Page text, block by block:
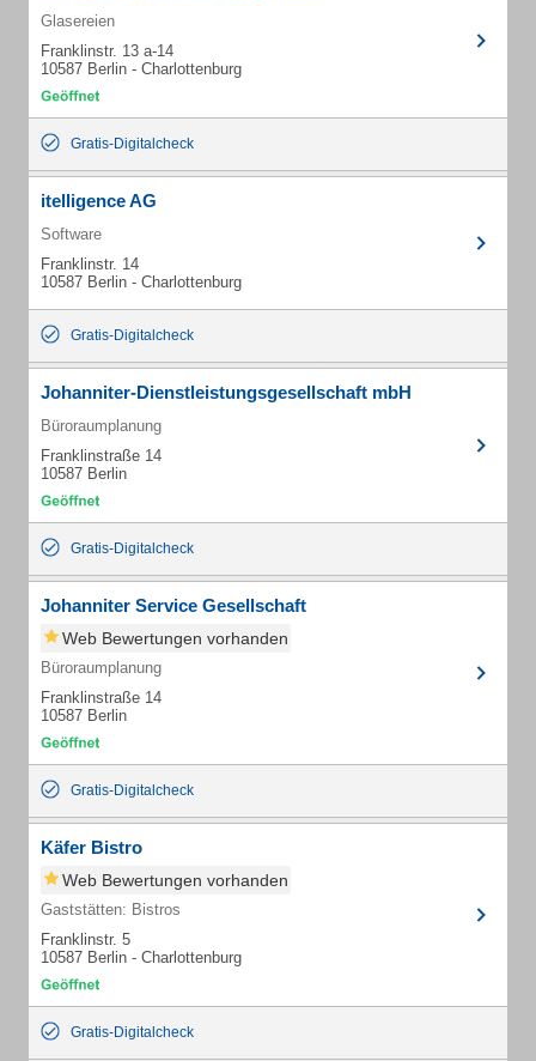
Glasereien
Franklinstr. 13 a-14
10587 Berlin - Charlottenburg
Gratis-Digitalcheck
itelligence AG
Software
Franklinstr. 14
10587 Berlin - Charlottenburg
Gratis-Digitalcheck
Johanniter-Dienstleistungsgesellschaft mbH
Büroraumplanung
Franklinstraße 14
10587 Berlin
Gratis-Digitalcheck
Johanniter Service Gesellschaft
Web Bewertungen vorhanden
Büroraumplanung
Franklinstraße 14
10587 Berlin
Gratis-Digitalcheck
Käfer Bistro
Web Bewertungen vorhanden
Gaststätten: Bistros
Franklinstr. 5
10587 Berlin - Charlottenburg
Gratis-Digitalcheck